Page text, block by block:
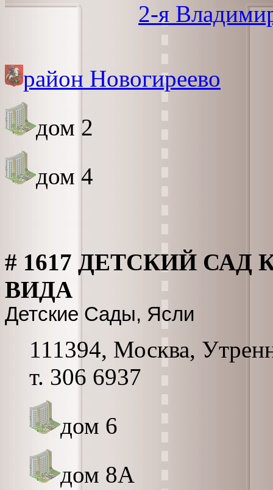
2-я
район Новогиреево
дом 2
дом 4
# 1617 ДЕТСКИЙ
ВИДА
Детские Сады, Ясли
111394, Москва,
т. 306 6937
дом 6
дом 8А